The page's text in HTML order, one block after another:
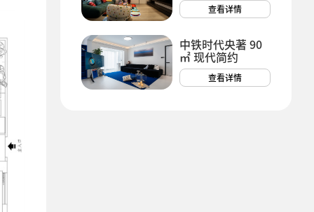
查看详情
中铁时代央著 90
㎡ 现代简约
查看详情